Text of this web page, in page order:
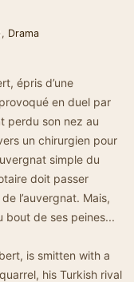
, Drama
épris d’une
en duel par
perdu son nez au
un chirurgien pour
simple du
doit passer
l’auvergnat. Mais,
bout de ses peines...
is smitten with a
his Turkish rival